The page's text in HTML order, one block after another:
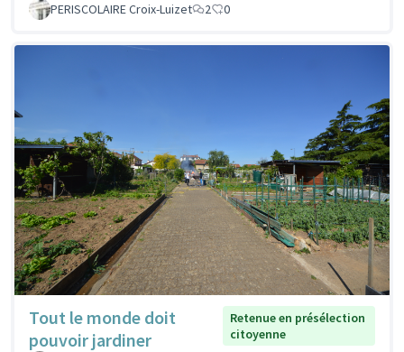
PERISCOLAIRE Croix-Luizet 2 0
Tout le monde doit
pouvoir jardiner
Retenue en présélection
citoyenne